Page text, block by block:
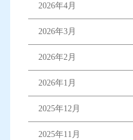
2026年4月
2026年3月
2026年2月
2026年1月
2025年12月
2025年11月